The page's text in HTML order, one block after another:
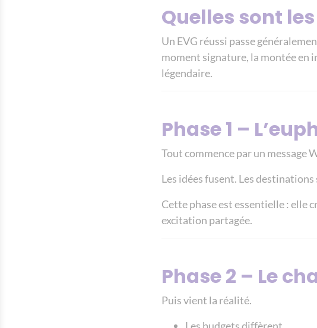
Quelles sont
Un EVG réussi passe
moment signature, la montée en
légendaire.
Phase 1 –
Tout commence par un message
Les idées fusent. Les
Cette phase est essentielle : elle
excitation partagée.
Phase 2 – Le
Puis vient la réalité.